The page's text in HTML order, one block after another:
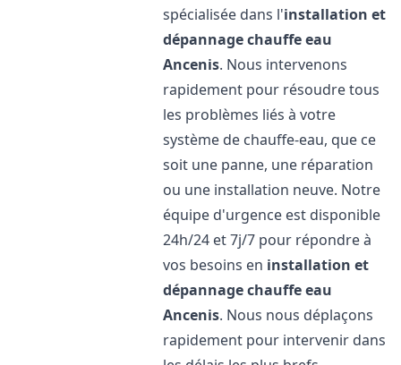
spécialisée dans l'installation et
dépannage chauffe eau
Ancenis. Nous intervenons
rapidement pour résoudre tous
les problèmes liés à votre
système de chauffe-eau, que ce
soit une panne, une réparation
ou une installation neuve. Notre
équipe d'urgence est disponible
24h/24 et 7j/7 pour répondre à
vos besoins en installation et
dépannage chauffe eau
Ancenis. Nous nous déplaçons
rapidement pour intervenir dans